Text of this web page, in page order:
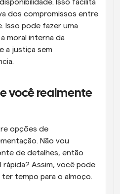
Isso facilita
dos compromissos entre
Isso pode fazer uma
moral interna da
a justiça sem
você realmente
opções de
Não vou
de detalhes, então
rápida? Assim, você pode
tempo para o almoço.